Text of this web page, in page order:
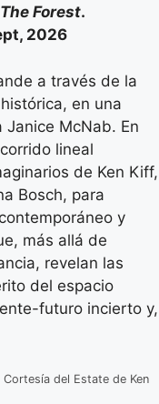
Forest.
2026
a través de la
en una
McNab. En
lineal
de Ken Kiff,
Bosch, para
contemporáneo y
más allá de
revelan las
del espacio
futuro incierto y,
del Estate de Ken